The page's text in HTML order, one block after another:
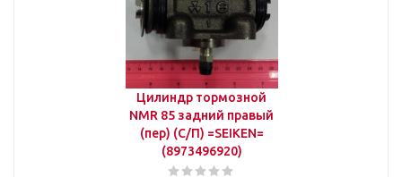
Цилиндр тормозной
NMR 85 задний правый
(пер) (С/П) =SEIKEN=
(8973496920)